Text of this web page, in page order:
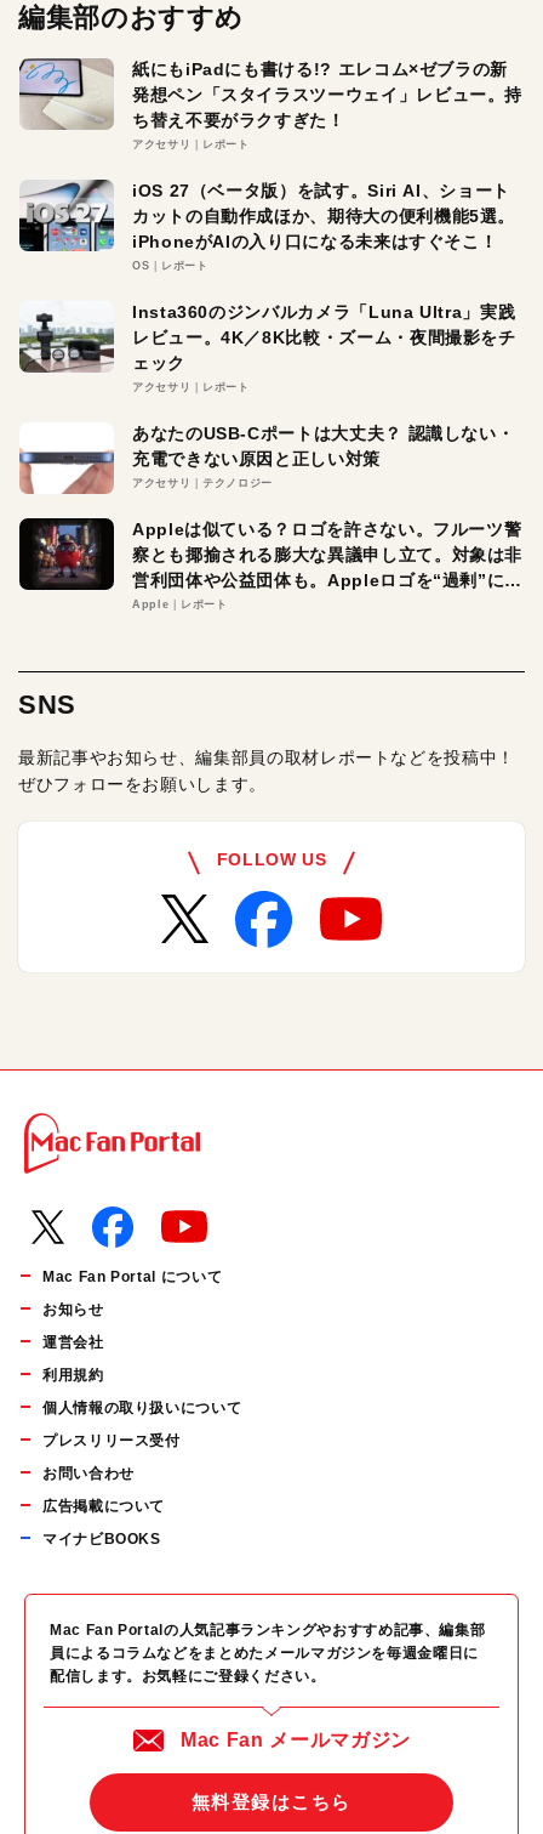
編集部のおすすめ
紙にもiPadにも書ける!? エレコム×ゼブラの新
発想ペン「スタイラスツーウェイ」レビュー。持
ち替え不要がラクすぎた！
アクセサリ レポート
iOS 27（ベータ版）を試す。Siri AI、ショート
カットの自動作成ほか、期待大の便利機能5選。
iPhoneがAIの入り口になる未来はすぐそこ！
OS レポート
Insta360のジンバルカメラ「Luna Ultra」実践
レビュー。4K／8K比較・ズーム・夜間撮影をチ
ェック
アクセサリ レポート
あなたのUSB-Cポートは大丈夫？ 認識しない・
充電できない原因と正しい対策
アクセサリ テクノロジー
Appleは似ている？ロゴを許さない。フルーツ警
察とも揶揄される膨大な異議申し立て。対象は非
営利団体や公益団体も。Appleロゴを“過剰”に守
る理由とは
Apple レポート
SNS
最新記事やお知らせ、編集部員の取材レポートなどを投稿中！
ぜひフォローをお願いします。
FOLLOW US
Mac Fan Portal について
お知らせ
運営会社
利用規約
個人情報の取り扱いについて
プレスリリース受付
お問い合わせ
広告掲載について
マイナビBOOKS
Mac Fan Portalの人気記事ランキングやおすすめ記事、編集部
員によるコラムなどをまとめたメールマガジンを毎週金曜日に
配信します。お気軽にご登録ください。
Mac Fan メールマガジン
無料登録はこちら